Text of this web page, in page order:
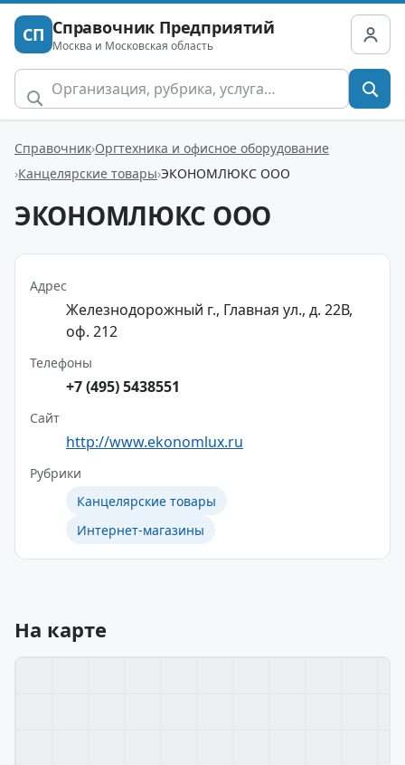
СП Справочник Предприятий
Москва и Московская область
Справочник Оргтехника и офисное оборудование
Канцелярские товары ЭКОНОМЛЮКС ООО
ЭКОНОМЛЮКС ООО
Адрес
Железнодорожный г., Главная ул., д. 22В,
оф. 212
Телефоны
+7 (495) 5438551
Сайт
http://www.ekonomlux.ru
Рубрики
Канцелярские товары
Интернет-магазины
На карте